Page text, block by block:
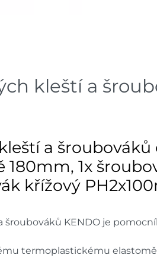
Ceny
kleští a
a
1x
křížový
KENDO je
termoplastickému